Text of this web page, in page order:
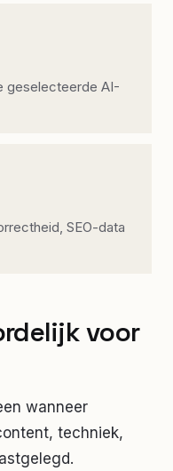
geselecteerde AI-
SEO-data
voor
wanneer
techniek,